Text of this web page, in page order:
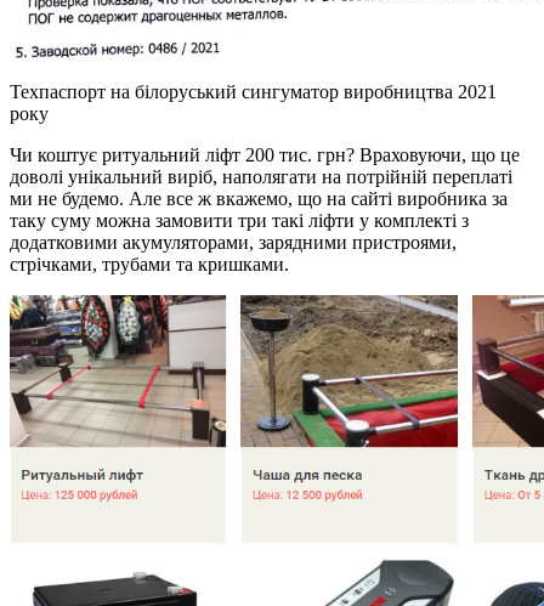
Техпаспорт на білоруський сингуматор виробництва 2021
року
Чи коштує ритуальний ліфт 200 тис. грн? Враховуючи, що це
доволі унікальний виріб, наполягати на потрійній переплаті
ми не будемо. Але все ж вкажемо, що на сайті виробника за
таку суму можна замовити три такі ліфти у комплекті з
додатковими акумуляторами, зарядними пристроями,
стрічками, трубами та кришками.